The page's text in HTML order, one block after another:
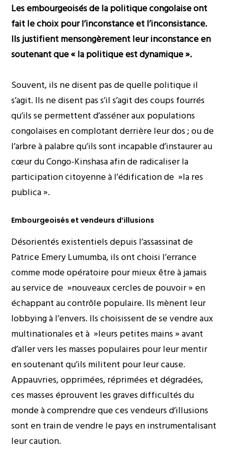
Les embourgeoisés de la politique congolaise ont
fait le choix pour l’inconstance et l’inconsistance.
Ils justifient mensongèrement leur inconstance en
soutenant que « la politique est dynamique ».
Souvent, ils ne disent pas de quelle politique il
s’agit. Ils ne disent pas s’il s’agit des coups fourrés
qu’ils se permettent d’asséner aux populations
congolaises en complotant derrière leur dos ; ou de
l’arbre à palabre qu’ils sont incapable d’instaurer au
cœur du Congo-Kinshasa afin de radicaliser la
participation citoyenne à l’édification de »la res
publica ».
Embourgeoisés et vendeurs d’illusions
Désorientés existentiels depuis l’assassinat de
Patrice Emery Lumumba, ils ont choisi l’errance
comme mode opératoire pour mieux être à jamais
au service de »nouveaux cercles de pouvoir » en
échappant au contrôle populaire. Ils mènent leur
lobbying à l’envers. Ils choisissent de se vendre aux
multinationales et à »leurs petites mains » avant
d’aller vers les masses populaires pour leur mentir
en soutenant qu’ils militent pour leur cause.
Appauvries, opprimées, réprimées et dégradées,
ces masses éprouvent les graves difficultés du
monde à comprendre que ces vendeurs d’illusions
sont en train de vendre le pays en instrumentalisant
leur caution.